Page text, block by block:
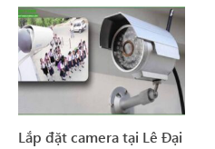
Lắp đặt camera tại Lê Đại